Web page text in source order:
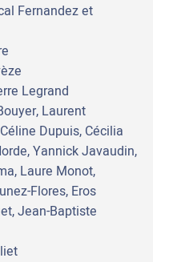
Fernandez et
Legrand
Laurent
Dupuis, Cécilia
Yannick Javaudin,
Laure Monot,
Flores, Eros
Jean-Baptiste